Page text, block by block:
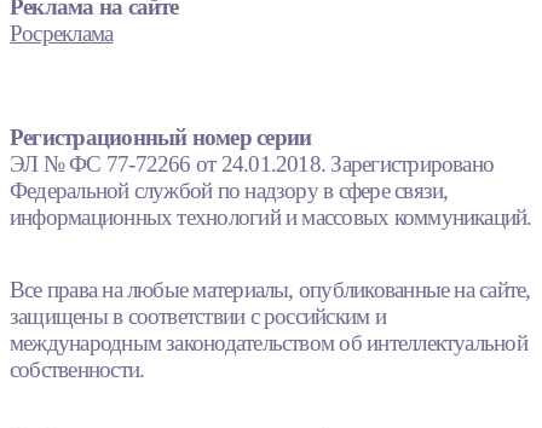
Реклама на сайте
Росреклама
Регистрационный номер серии
ЭЛ № ФС 77-72266 от 24.01.2018. Зарегистрировано
Федеральной службой по надзору в сфере связи,
информационных технологий и массовых коммуникаций.
Все права на любые материалы, опубликованные на сайте,
защищены в соответствии с российским и
международным законодательством об интеллектуальной
собственности.